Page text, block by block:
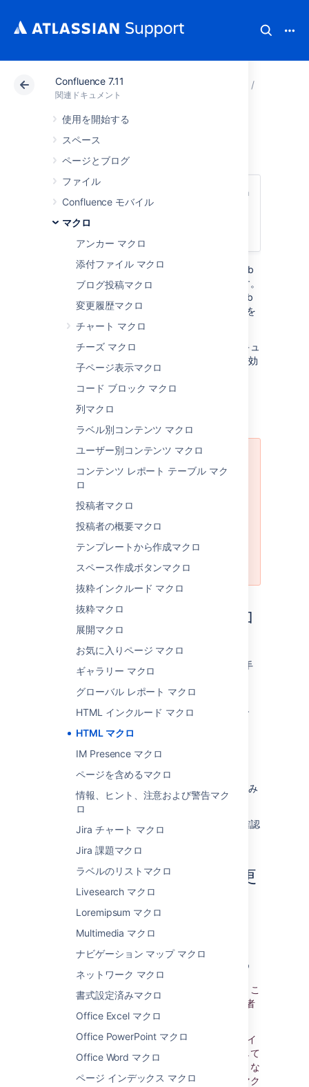
Confluence 7.11
関連ドキュメント
使用を開始する
スペース
ページとブログ
ファイル
Confluence モバイル
マクロ
アンカー マクロ
添付ファイル マクロ
ブログ投稿マクロ
変更履歴マクロ
チャート マクロ
チーズ マクロ
子ページ表示マクロ
コー​ド ブロック マクロ
列マクロ
ラベル別コンテンツ マクロ
ユーザー別コンテンツ マクロ
コンテンツ レポート テーブル マク
ロ
投稿者マクロ
投稿者の概要マクロ
テンプレートから作成マクロ
スペース作成ボタンマクロ
抜粋インクルード マクロ
抜粋マクロ
展開マクロ
お気に入りページ マクロ
ギャラリー マクロ
グローバル レポート マクロ
HTML インクルード マクロ
HTML マクロ
IM Presence マクロ
ページを含めるマクロ
情報、ヒント、注意および警告マク
ロ
Jira チャート マクロ
Jira 課題マクロ
ラベルのリストマクロ
Livesearch マクロ
Loremipsum マクロ
Multimedia マクロ
ナビゲーション マップ マクロ
ネットワーク マクロ
書式設定済みマクロ
Office Excel マクロ
Office PowerPoint マクロ
Office Word マクロ
ページ インデックス マクロ
アトラシアン サポート
HTML マクロ
Confluence Server と Data
Centerで使用できます。マクロの詳細につ
いては、「
HTML マクロをページに追加すると、外部 Web
サイトのコンテンツを埋め込むことができます。
たとえば、このマクロを使用して、自社の Web
サイトや Web ベースのツールからコンテンツを
埋め込むことができます。
これは従来のマクロであり、多くの場合、セキュ
リティ上の理由で Confluence 管理者により無効
化されています。
Security considerations
HTML マクロは既定では無効になっ
ています
効化されている場合にのみ利用可能
です。このマクロを有効にすると、
スクリプティング攻撃に対して脆弱
になる可能性があります。
このマクロをページに追加
する
ページに HTML マクロを追加するには、次の手
順を実行します。
エディタのツールバーで、[
>
] カテゴリから [
す。
[挿入] を選択します。
表示したい Web サイトの HTML 埋め込み
コードをマクロの本文に貼り付けます。
その後、ページを公開するとマクロの動作を確認
できます。
マクロ パラメーターを変更
する
HTML マクロを有効化する
HTML マクロは既定では無効になっています。こ
のマクロを有効化するには、Confluence 管理者
権限またはシステム管理者権限が必要です。
このマクロを有効にすると、Confluence サイ
トがクロスサイトスクリプティング攻撃に対して
すべてのユーザーがこのような
攻撃を試みない確信がある場合にのみ、このマク